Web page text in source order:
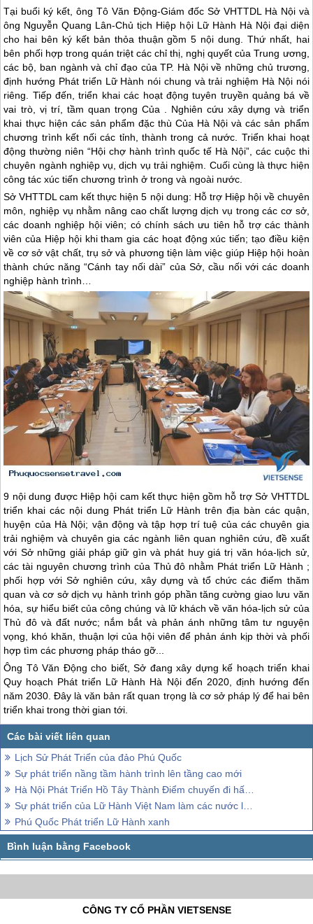
Tại buổi ký kết, ông Tô Văn Động-Giám đốc Sở VHTTDL Hà Nội và
ông Nguyễn Quang Lân-Chủ tịch Hiệp hội Lữ Hành Hà Nội đại diện
cho hai bên ký kết bản thỏa thuận gồm 5 nội dung. Thứ nhất, hai
bên phối hợp trong quán triệt các chỉ thị, nghị quyết của Trung ương,
các bộ, ban ngành và chỉ đạo của TP. Hà Nội về những chủ trương,
định hướng Phát triển Lữ Hành nói chung và trải nghiệm Hà Nội nói
riêng. Tiếp đến, triển khai các hoạt động tuyên truyền quảng bá về
vai trò, vị trí, tầm quan trọng Của . Nghiên cứu xây dựng và triển
khai thực hiện các sản phẩm đặc thù Của Hà Nội và các sản phẩm
chương trình kết nối các tỉnh, thành trong cả nước. Triển khai hoạt
động thường niên “Hội chợ hành trình quốc tế Hà Nội”, các cuộc thi
chuyên ngành nghiệp vụ, dịch vụ trải nghiệm. Cuối cùng là thực hiện
công tác xúc tiến chương trình ở trong và ngoài nước.
Sở VHTTDL cam kết thực hiện 5 nội dung: Hỗ trợ Hiệp hội về chuyên
môn, nghiệp vụ nhằm nâng cao chất lượng dịch vụ trong các cơ sở,
các doanh nghiệp hội viên; có chính sách ưu tiên hỗ trợ các thành
viên của Hiệp hội khi tham gia các hoạt động xúc tiến; tạo điều kiện
về cơ sở vật chất, trụ sở và phương tiện làm việc giúp Hiệp hội hoàn
thành chức năng “Cánh tay nối dài” của Sở, cầu nối với các doanh
nghiệp hành trình…
9 nội dung được Hiệp hội cam kết thực hiện gồm hỗ trợ Sở VHTTDL
triển khai các nội dung Phát triển Lữ Hành trên địa bàn các quận,
huyện của Hà Nội; vận động và tập hợp trí tuệ của các chuyên gia
trải nghiệm và chuyên gia các ngành liên quan nghiên cứu, đề xuất
với Sở những giải pháp giữ gìn và phát huy giá trị văn hóa-lịch sử,
các tài nguyên chương trình của Thủ đô nhằm Phát triển Lữ Hành ;
phối hợp với Sở nghiên cứu, xây dựng và tổ chức các điểm thăm
quan và cơ sở dịch vụ hành trình góp phần tăng cường giao lưu văn
hóa, sự hiểu biết của công chúng và lữ khách về văn hóa-lịch sử của
Thủ đô và đất nước; nắm bắt và phản ánh những tâm tư nguyện
vọng, khó khăn, thuận lợi của hội viên để phản ánh kịp thời và phối
hợp tìm các phương pháp tháo gỡ...
Ông Tô Văn Động cho biết, Sở đang xây dựng kế hoạch triển khai
Quy hoạch Phát triển Lữ Hành Hà Nội đến 2020, định hướng đến
năm 2030. Đây là văn bản rất quan trọng là cơ sở pháp lý để hai bên
triển khai trong thời gian tới.
Lịch Sử Phát Triển của đảo Phú Quốc
Sự phát triển nầng tầm hành trình lên tầng cao mới
Hà Nội Phát Triển Hồ Tây Thành Điểm chuyến đi hấp dẫn
Sự phát triển của Lữ Hành Việt Nam làm các nước lân cận e dè
Phú Quốc Phát triển Lữ Hành xanh
CÔNG TY CỔ PHẦN VIETSENSE